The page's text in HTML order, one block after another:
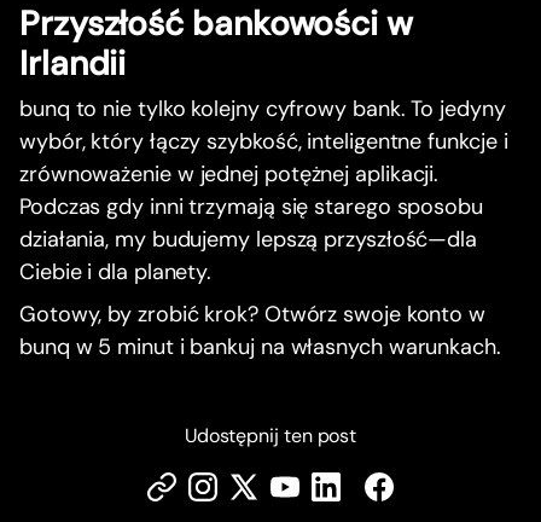
Przyszłość bankowości w
Irlandii
bunq to nie tylko kolejny cyfrowy bank. To jedyny
wybór, który łączy szybkość, inteligentne funkcje i
zrównoważenie w jednej potężnej aplikacji.
Podczas gdy inni trzymają się starego sposobu
działania, my budujemy lepszą przyszłość—dla
Ciebie i dla planety.
Gotowy, by zrobić krok? Otwórz swoje konto w
bunq w 5 minut i bankuj na własnych warunkach.
Udostępnij ten post